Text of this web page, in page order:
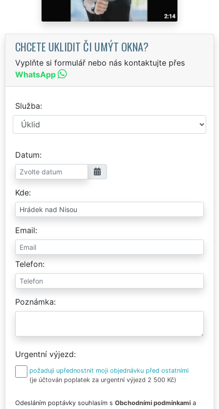
CHCETE UKLIDIT ČI UMÝT OKNA?
Vyplňte si formulář nebo nás kontaktujte přes
WhatsApp
Služba
Datum
Kde
Email
Telefon
Poznámka
Urgentní výjezd
požaduji upřednostnit moji objednávku před ostatními
(je účtován poplatek za urgentní výjezd 2 500 Kč)
Odesláním poptávky souhlasím s Obchodními podmínkami a